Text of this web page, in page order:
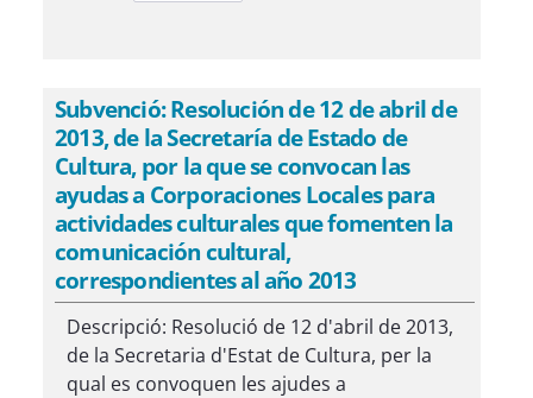
Subvenció: Resolución de 12 de abril de
2013, de la Secretaría de Estado de
Cultura, por la que se convocan las
ayudas a Corporaciones Locales para
actividades culturales que fomenten la
comunicación cultural,
correspondientes al año 2013
Descripció: Resolució de 12 d'abril de 2013,
de la Secretaria d'Estat de Cultura, per la
qual es convoquen les ajudes a